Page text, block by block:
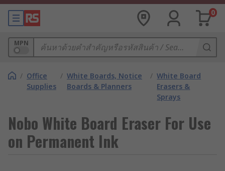
0
MPN
/ Office
Supplies
/ White Boards, Notice
Boards & Planners
/ White Board
Erasers &
Sprays
Nobo White Board Eraser For Use
on Permanent Ink